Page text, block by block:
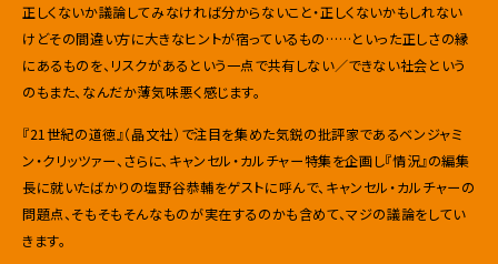
正しくないか議論してみなければ分からないこと・正しくないかもしれない
けどその間違い方に大きなヒントが宿っているもの……といった正しさの縁
にあるものを、リスクがあるという一点で共有しない／できない社会という
のもまた、なんだか薄気味悪く感じます。
『21世紀の道徳』（晶文社）で注目を集めた気鋭の批評家であるベンジャミ
ン・クリッツァー、さらに、キャンセル・カルチャー特集を企画し『情況』の編集
長に就いたばかりの塩野谷恭輔をゲストに呼んで、キャンセル・カルチャーの
問題点、そもそもそんなものが実在するのかも含めて、マジの議論をしてい
きます。